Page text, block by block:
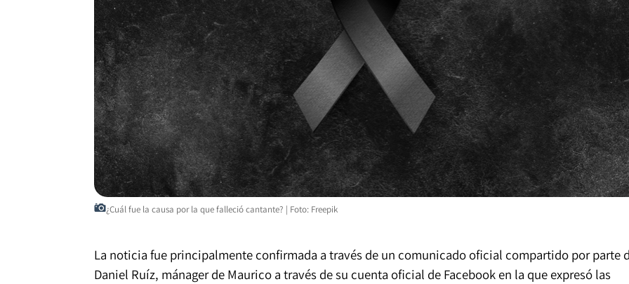
¿Cuál fue la causa por la que falleció cantante? | Foto: Freepik
La noticia fue principalmente confirmada a través de un comunicado oficial compartido por parte
Daniel Ruíz, mánager de Maurico a través de su cuenta oficial de Facebook en la que expresó las